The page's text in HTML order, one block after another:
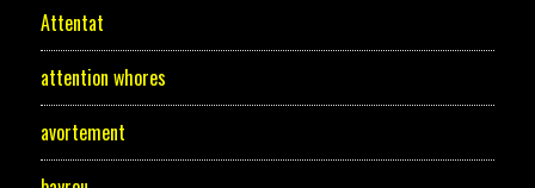
Attentat
attention whores
avortement